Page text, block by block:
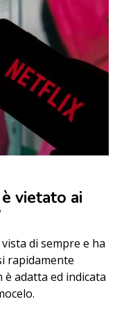
vietato ai
di sempre e ha
rapidamente
adatta ed indicata